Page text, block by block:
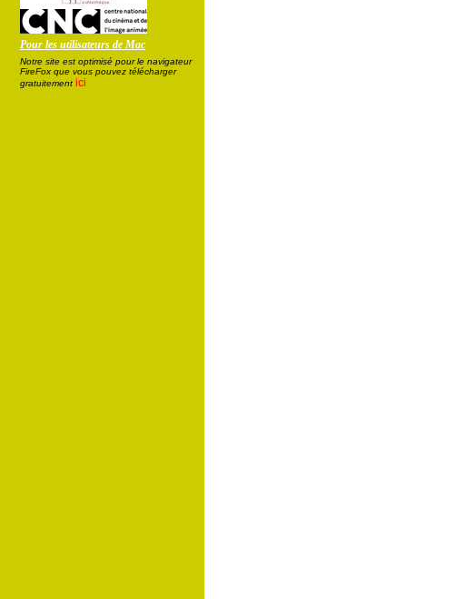
Pour les utilisateurs de Mac
Notre site est optimisé pour le navigateur
FireFox que vous pouvez télécharger
gratuitement ici